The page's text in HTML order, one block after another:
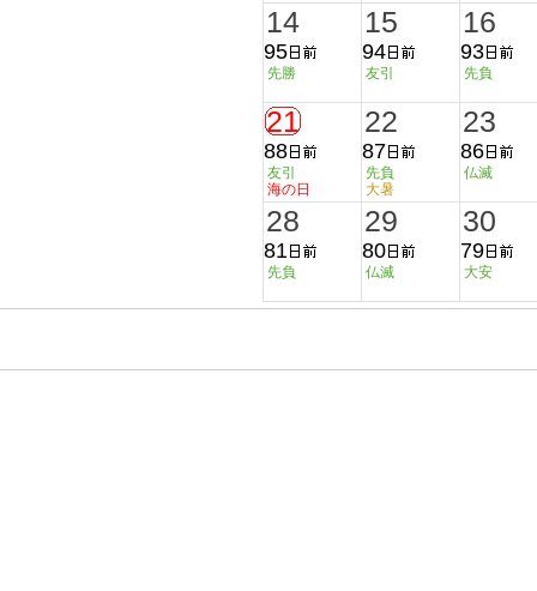
14
95
先勝
15
94
友引
16
93
先負
21
88
友引
海の日
22
87
先負
大暑
23
86
仏滅
28
81
先負
29
80
仏滅
30
79
大安